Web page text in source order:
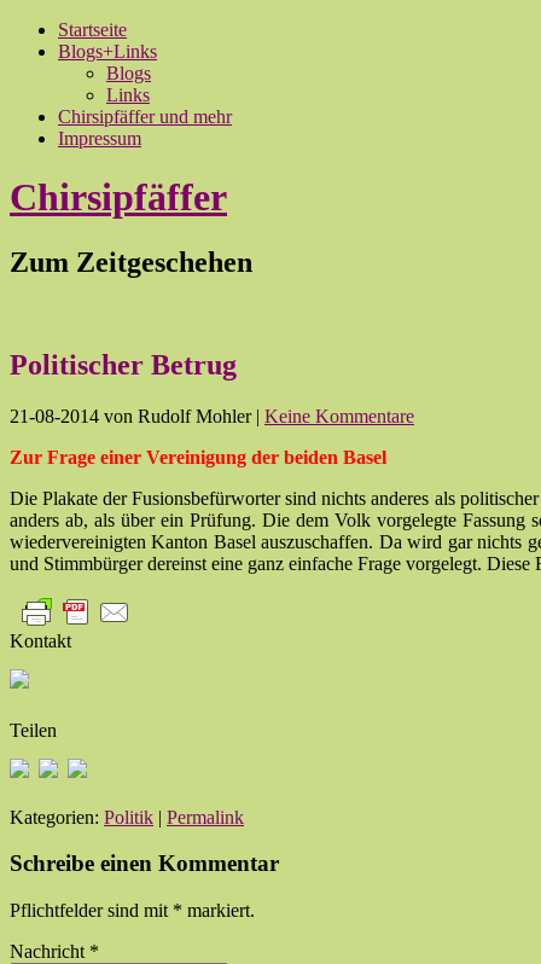
Startseite
Blogs+Links
Blogs
Links
Chirsipfäffer und mehr
Impressum
Chirsipfäffer
Zum Zeitgeschehen
Politischer Betrug
21-08-2014 von Rudolf Mohler| Keine Kommentare
Zur Frage einer Vereinigung der beiden Basel
Die Plakate der Fusionsbefürworter sind nichts anderes als
anders ab, als über ein Prüfung. Die dem Volk vorgelegte Fassung
wiedervereinigten Kanton Basel auszuschaffen. Da wird gar nichts
und Stimmbürger dereinst eine ganz einfache Frage vorgelegt.
Kontakt
Teilen
Kategorien: Politik | Permalink
Schreibe einen Kommentar
Pflichtfelder sind mit * markiert.
Nachricht *